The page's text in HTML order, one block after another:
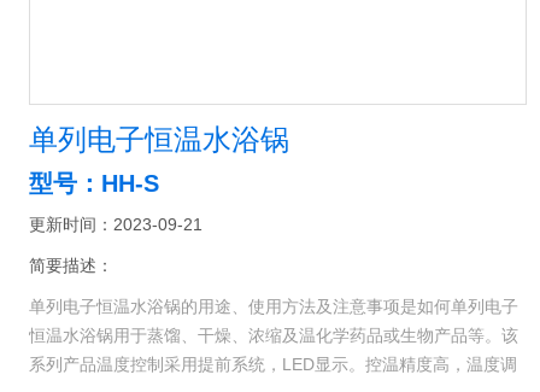
单列电子恒温水浴锅
型号：HH-S
更新时间：2023-09-21
简要描述：
单列电子恒温水浴锅的用途、使用方法及注意事项是如何单列电子
恒温水浴锅用于蒸馏、干燥、浓缩及温化学药品或生物产品等。该
系列产品温度控制采用提前系统，LED显示。控温精度高，温度调